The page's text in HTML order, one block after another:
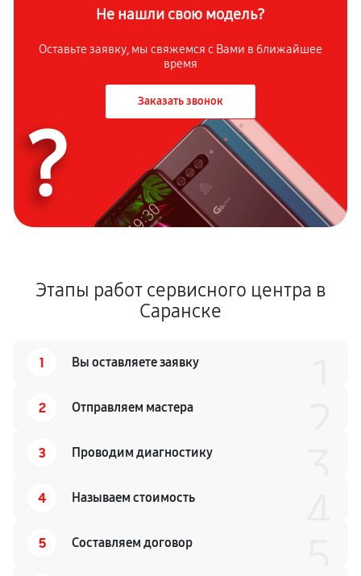
Не нашли свою модель?
Оставьте заявку, мы свяжемся с Вами в ближайшее
время
Заказать звонок
?
Этапы работ сервисного центра в
Саранске
1 Вы оставляете заявку
2 Отправляем мастера
3 Проводим диагностику
4 Называем стоимость
5 Составляем договор